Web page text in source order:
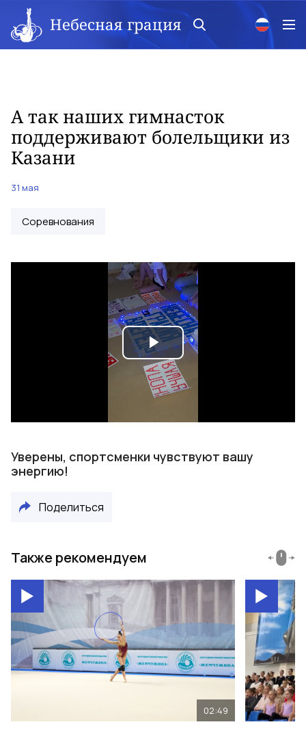
Небесная грация
А так наших гимнасток
поддерживают болельщики из
Казани
31 мая
Соревнования
Play
Video
Уверены, спортсменки чувствуют вашу
энергию!
Поделиться
Также рекомендуем
02:49